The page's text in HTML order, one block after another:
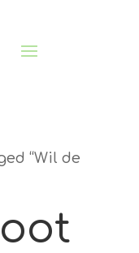
“Wil de